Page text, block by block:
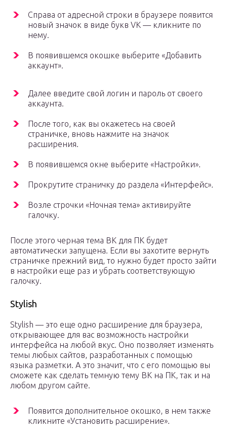
Справа от адресной строки в браузере появится
новый значок в виде букв VK — кликните по
нему.
В появившемся окошке выберите «Добавить
аккаунт».
Далее введите свой логин и пароль от своего
аккаунта.
После того, как вы окажетесь на своей
страничке, вновь нажмите на значок
расширения.
В появившемся окне выберите «Настройки».
Прокрутите страничку до раздела «Интерфейс».
Возле строчки «Ночная тема» активируйте
галочку.
После этого черная тема ВК для ПК будет
автоматически запущена. Если вы захотите вернуть
страничке прежний вид, то нужно будет просто зайти
в настройки еще раз и убрать соответствующую
галочку.
Stylish
Stylish — это еще одно расширение для браузера,
открывающее для вас возможность настройки
интерфейса на любой вкус. Оно позволяет изменять
темы любых сайтов, разработанных с помощью
языка разметки. А это значит, что с его помощью вы
сможете как сделать темную тему ВК на ПК, так и на
любом другом сайте.
Появится дополнительное окошко, в нем также
кликните «Установить расширение».